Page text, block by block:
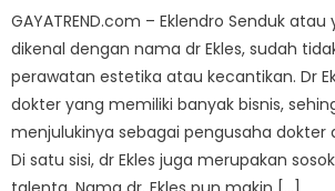
GAYATREND.com – Eklendro Senduk
dikenal dengan nama dr Ekles, sudah
perawatan estetika atau kecantikan. Dr
dokter yang memiliki banyak bisnis,
menjulukinya sebagai pengusaha
Di satu sisi, dr Ekles juga merupakan